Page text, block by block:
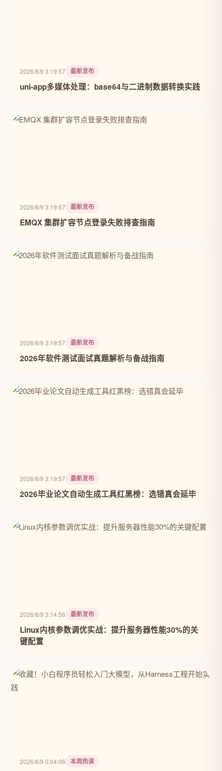
2026/8/9 3:19:57 最新发布
uni-app多媒体处理：base64与二进制数据转换实践
2026/8/9 3:19:57 最新发布
EMQX 集群扩容节点登录失败排查指南
2026/8/9 3:19:57 最新发布
2026年软件测试面试真题解析与备战指南
2026/8/9 3:19:57 最新发布
2026毕业论文自动生成工具红黑榜：选错真会延毕
2026/8/9 3:14:56 最新发布
Linux内核参数调优实战：提升服务器性能30%的关
键配置
2026/8/9 0:04:06 本周热读